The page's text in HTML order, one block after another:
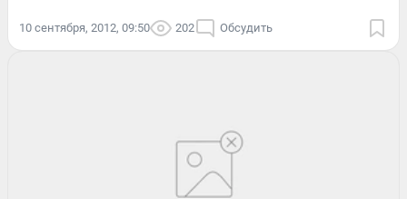
10 сентября, 2012, 09:50 202 Обсудить